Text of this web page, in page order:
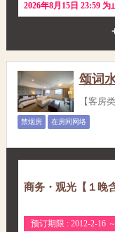
2026年8月15日 23:59 为
颂词
【客房
禁烟房 在房间网络
商务・观光【１晚
预订期限 : 2012-2-16